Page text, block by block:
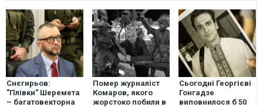
Снєгирьов:
"Плівки" Шеремета
– багатовекторна
Помер журналіст
Комаров, якого
жорстоко побили в
Сьогодні Георгієві
Гонгадзе
виповнилося б 50